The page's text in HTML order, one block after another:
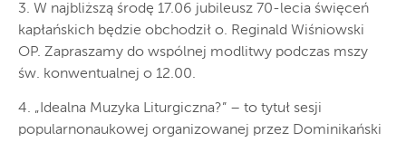
3. W najbliższą środę 17.06 jubileusz 70-lecia święceń
kapłańskich będzie obchodził o. Reginald Wiśniowski
OP. Zapraszamy do wspólnej modlitwy podczas mszy
św. konwentualnej o 12.00.
4. „Idealna Muzyka Liturgiczna?” – to tytuł sesji
popularnonaukowej organizowanej przez Dominikański